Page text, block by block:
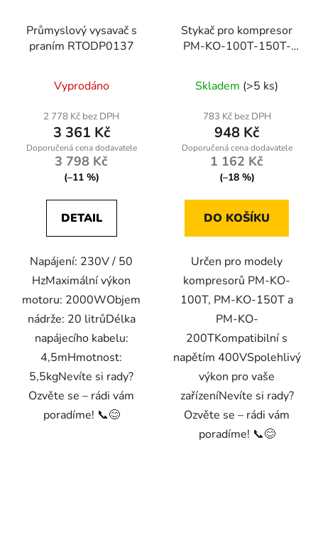
Průmyslový vysavač s
praním RTODP0137
Vyprodáno
2 778 Kč bez DPH
3 361 Kč
3 798 Kč
(–11 %)
DETAIL
Napájení: 230V / 50
HzMaximální výkon
motoru: 2000WObjem
nádrže: 20 litrůDélka
napájecího kabelu:
4,5mHmotnost:
5,5kgNevíte si rady?
Ozvěte se – rádi vám
poradíme! 📞😊
Stykač pro kompresor
PM-KO-100T-150T-
Skladem (>5 ks)
783 Kč bez DPH
948 Kč
1 162 Kč
(–18 %)
DO KOŠÍKU
Určen pro modely
kompresorů PM-KO-
100T, PM-KO-150T a
PM-KO-
200TKompatibilní s
napětím 400VSpolehlivý
výkon pro vaše
zařízeníNevíte si rady?
Ozvěte se – rádi vám
poradíme! 📞😊